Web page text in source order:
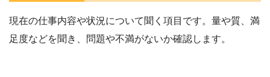
現在の仕事内容や状況について聞く項目です。量や質、満
足度などを聞き、問題や不満がないか確認します。